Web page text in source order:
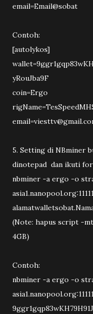
email=Email@sobat
Contoh:
[autolykos]
yRouJba9F
coin=Ergo
5. Setting di NBminer
dinotepad dan ikuti
nbminer -a ergo -o
(Note: hapus script -
4GB)
Contoh:
nbminer -a ergo -o